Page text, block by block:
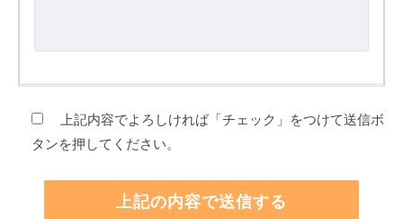
上記内容でよろしければ「チェック」をつけて送信ボ
タンを押してください。